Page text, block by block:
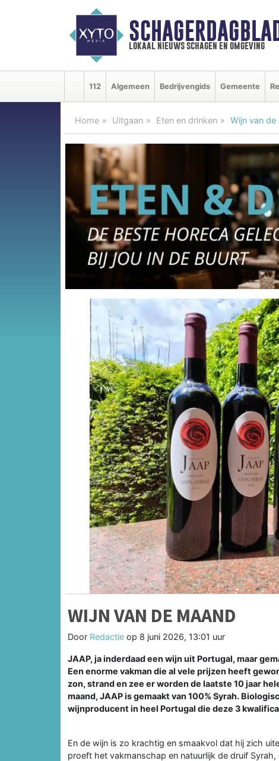
lokaal nieuws schagen en omgeving
112 Algemeen Bedrijvengids Gemeente
Home Uitgaan Eten en drinken Wijn van de
WIJN VAN DE MAAND
Door Redactie op 8 juni 2026, 13:01 uur
JAAP, ja inderdaad een wijn uit Portugal, maar
Een enorme vakman die al vele prijzen heeft
zon, strand en zee er worden de laatste 10 jaar
maand, JAAP is gemaakt van 100% Syrah.
wijnproducent in heel Portugal die deze 3
En de wijn is zo krachtig en smaakvol dat hij zich
proeft het vakmanschap en natuurlijk de druif